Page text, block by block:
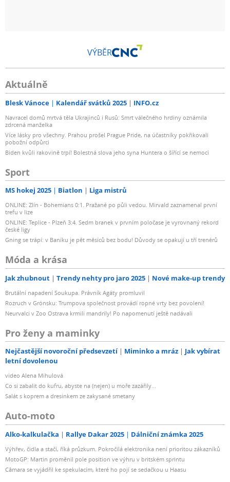
VÝBĚR
Aktuálně
Blesk Vánoce Kalendář svátků 2025 INFO.cz
Navracel domů mrtvá těla Ukrajinců i Rusů: Smrt válečného hrdiny oznámila
zdrcená manželka
Více lásky pro všechny. Prahou prošel Prague Pride, na účastníky pokřikovali
pobožní odpůrci
Biden kvůli rakovině trpí! Bolestná slova jeho syna Huntera o šířící se nemoci
Sport
MS hokej 2025 Biatlon Liga mistrů
ONLINE: Zlín - Bohemians 0:1. Pražané po půli vedou. Mirvald zaznamenal první
trefu v lize
ONLINE: Teplice - Plzeň 3:4. Sedm branek v prvním poločase je vyrovnaný rekord
české ligy
Gning se trápí: v Baníku je pět měsíců bez bodu! Důvody se opakují u tří trenérů
Móda a krása
Jak zhubnout Trendy nehty pro jaro 2025 Nové make-up trendy
Brutální napadení Soukupa. Právník Agáty promluvil
Rozruch v Grónsku: Trumpova společnost provádí ropné vrty bez povolení!
Neurvalci v Zoo Ostrava krmili mandrily! Po napomenutí ještě nadávali
Pro ženy a maminky
Nejčastější novoroční předsevzetí Miminko a mráz
Jak vybírat
letní dovolenou
video Alena Mihulová
Co si zabalit do kufru, abyste na (nejen) u moře zazářily...
Salát s koprem a dresinkem ze zakysané smetany
Auto-moto
Alko-kalkulačka Rallye Dakar 2025 Dálniční známka 2025
Výhřev, čidla a stačí, říká průzkum. Pokročilá elektronika není prioritou zákazníků
MotoGP: Martin proměnil pole position ve výhru v britském sprintu
Câmara se vyjádřil ke spekulacím, které ho pojí se sedačkou u Haasu